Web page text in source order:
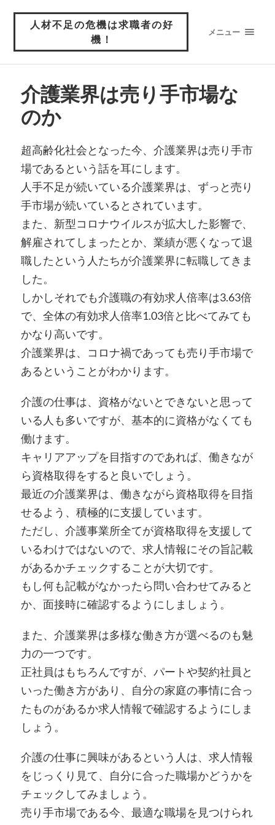
人材不足の危機は求職者の好
機！
メニュー
介護業界は売り手市場な
のか
超高齢化社会となった今、介護業界は売り手市
場であるという話を耳にします。
人手不足が続いている介護業界は、ずっと売り
手市場が続いているとされています。
また、新型コロナウイルスが拡大した影響で、
解雇されてしまったとか、業績が悪くなって退
職したという人たちが介護業界に転職してきま
した。
しかしそれでも介護職の有効求人倍率は3.63倍
で、全体の有効求人倍率1.03倍と比べてみても
かなり高いです。
介護業界は、コロナ禍であっても売り手市場で
あるということがわかります。
介護の仕事は、資格がないとできないと思って
いる人も多いですが、基本的に資格がなくても
働けます。
キャリアアップを目指すのであれば、働きなが
ら資格取得をすると良いでしょう。
最近の介護業界は、働きながら資格取得を目指
せるよう、積極的に支援しています。
ただし、介護事業所全てが資格取得を支援して
いるわけではないので、求人情報にその旨記載
があるかチェックすることが大切です。
もし何も記載がなかったら問い合わせてみると
か、面接時に確認するようにしましょう。
また、介護業界は多様な働き方が選べるのも魅
力の一つです。
正社員はもちろんですが、パートや契約社員と
いった働き方があり、自分の家庭の事情に合っ
たものがあるか求人情報で確認するようにしま
しょう。
介護の仕事に興味があるという人は、求人情報
をじっくり見て、自分に合った職場かどうかを
チェックしてみましょう。
売り手市場である今、最適な職場を見つけられ